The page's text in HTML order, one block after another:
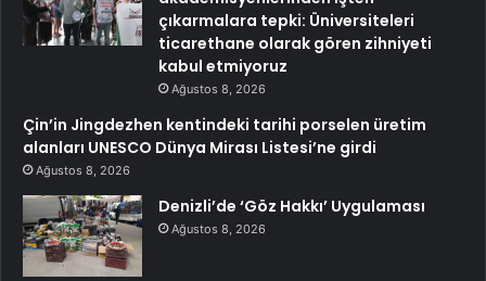
çıkarmalara tepki: Üniversiteleri
ticarethane olarak gören zihniyeti
kabul etmiyoruz
Ağustos 8, 2026
Çin’in Jingdezhen kentindeki tarihi porselen üretim
alanları UNESCO Dünya Mirası Listesi’ne girdi
Ağustos 8, 2026
Denizli’de ‘Göz Hakkı’ Uygulaması
Ağustos 8, 2026